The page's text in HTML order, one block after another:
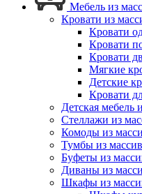
Мебель из
Кровати из
Кровати
Кровати
Кровати
Мягкие
Детские
Кровати
Детская мебель
Стеллажи из
Комоды из
Тумбы из
Буфеты из
Диваны из
Шкафы из